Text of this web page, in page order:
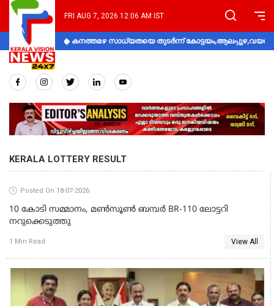
FRI AUG 7, 2026 12:06 AM IST
കനത്തമഴ സാധ്യതയെ തുടർന്ന്
KERALA LOTTERY RESULT
Posted On 18-07-2026
10 കോടി സമ്മാനം, മൺസൂൺ ബമ്പർ BR-110 ലോട്ടറി
നറുക്കെടുത്തു
1 Min Read View All